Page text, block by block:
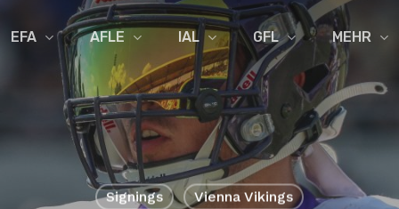
EFA AFLE IAL GFL MEHR
Signings Vienna Vikings